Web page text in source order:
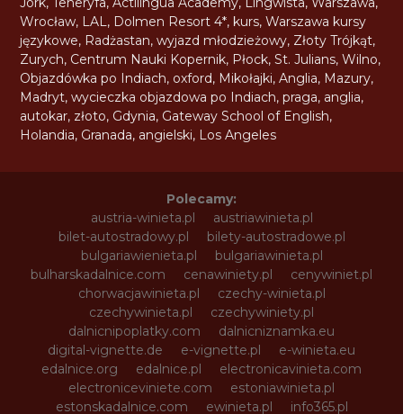
Wrocław, LAL, Dolmen Resort 4*, kurs,Warszawa kursy
językowe, Radżastan,wyjazd młodzieżowy, Złoty Trójkąt,
Zurych, Centrum Nauki Kopernik, Płock,St. Julians,Wilno,
Objazdówka po Indiach, oxford, Mikołajki,Anglia, Mazury,
Madryt,wycieczka objazdowa po Indiach,praga, anglia,
autokar, złoto, Gdynia, Gateway School of English,
Holandia, Granada, angielski, Los Angeles
Polecamy:
austria-winieta.pl
austriawinieta.pl
bilet-autostradowy.pl
bilety-autostradowe.pl
bulgariawienieta.pl
bulgariawinieta.pl
bulharskadalnice.com
cenawiniety.pl
cenywiniet.pl
chorwacjawinieta.pl
czechy-winieta.pl
czechywinieta.pl
czechywiniety.pl
dalnicnipoplatky.com
dalnicniznamka.eu
digital-vignette.de
e-vignette.pl
e-winieta.eu
edalnice.org
edalnice.pl
electronicavinieta.com
electroniceviniete.com
estoniawinieta.pl
estonskadalnice.com
ewinieta.pl
info365.pl